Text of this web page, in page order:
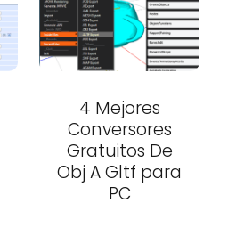
4 Mejores
Conversores
Gratuitos De
Obj A Gltf para
PC